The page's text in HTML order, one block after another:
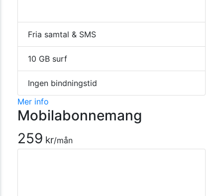
Fria samtal & SMS
10 GB surf
Ingen bindningstid
Mer info
Mobilabonnemang
259 kr/mån